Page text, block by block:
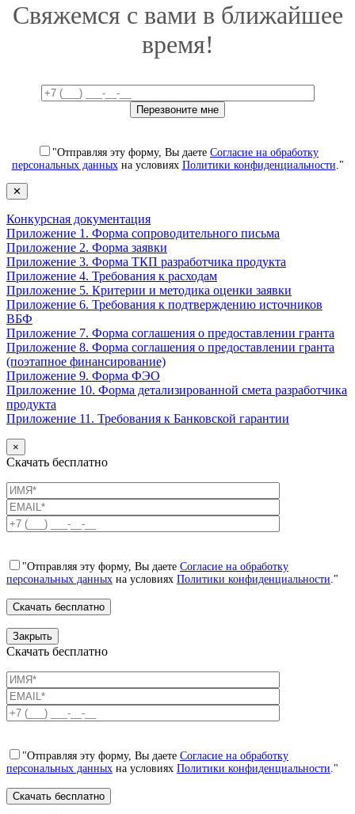
Свяжемся с вами в ближайшее
время!
"Отправляя эту форму, Вы даете Согласие на обработку
персональных данныхна условиях Политики конфиденциальности."
✕
Конкурсная документация
Приложение 1. Форма сопроводительного письма
Приложение 2. Форма заявки
Приложение 3. Форма ТКП разработчика продукта
Приложение 4. Требования к расходам
Приложение 5. Критерии и методика оценки заявки
Приложение 6. Требования к подтверждению источников
ВБФ
Приложение 7. Форма соглашения о предоставлении гранта
Приложение 8. Форма соглашения о предоставлении гранта
(поэтапное финансирование)
Приложение 9. Форма ФЭО
Приложение 10. Форма детализированной смета разработчика
продукта
Приложение 11. Требования к Банковской гарантии
×
Скачать бесплатно
"Отправляя эту форму, Вы даете Согласие на обработку
персональных данных на условиях Политики конфиденциальности."
Закрыть
Скачать бесплатно
"Отправляя эту форму, Вы даете Согласие на обработку
персональных данных на условиях Политики конфиденциальности."